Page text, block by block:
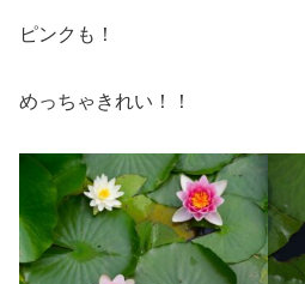
ピンクも！
めっちゃきれい！！